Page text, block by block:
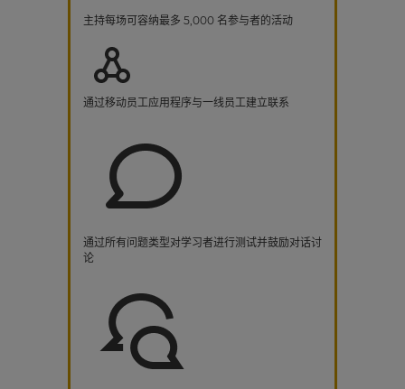
主持每场可容纳最多 5,000 名参与者的活动
通过移动员工应用程序与一线员工建立联系
通过所有问题类型对学习者进行测试并鼓励对话讨
论